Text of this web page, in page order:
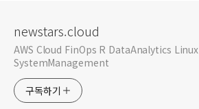
newstars.cloud
AWS Cloud FinOps R DataAnalytics Linux
SystemManagement
구독하기